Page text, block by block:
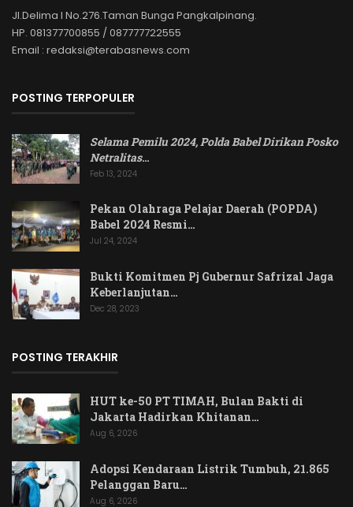
Jl.Delima I No.276.Taman Bunga Pangkalpinang.
HP. 081377700855 / 087777722555
Email : redaksi@terabasnews.com
POSTING TERPOPULER
Selama Pemilu 2024, Polda Babel Dirikan Posko
Netralitas…
Feb 13, 2024
Pekan Olahraga Pelajar Daerah (POPDA)
Babel 2024 Resmi…
Jul 24, 2024
Bukti Komitmen Pj Gubernur Safrizal Jaga
Keberlanjutan…
Dec 28, 2023
POSTING TERAKHIR
HUT ke-50 PT TIMAH, Bulan Bakti di
Jakarta Hadirkan Khitanan…
Aug 6, 2026
Adopsi Kendaraan Listrik Tumbuh, 21.865
Pelanggan Baru…
Aug 6, 2026